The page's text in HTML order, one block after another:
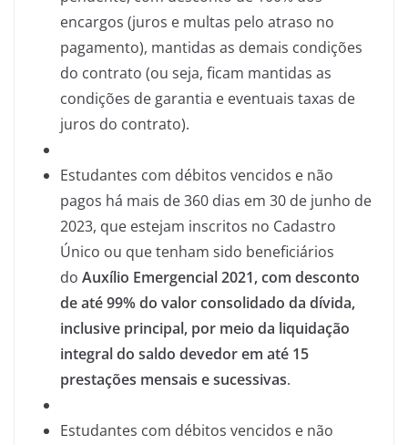
encargos (juros e multas pelo atraso no
pagamento), mantidas as demais condições
do contrato (ou seja, ficam mantidas as
condições de garantia e eventuais taxas de
juros do contrato).
Estudantes com débitos vencidos e não
pagos há mais de 360 dias em 30 de junho de
2023, que estejam inscritos no Cadastro
Único ou que tenham sido beneficiários
do Auxílio Emergencial 2021, com desconto
de até 99% do valor consolidado da dívida,
inclusive principal, por meio da liquidação
integral do saldo devedor em até 15
prestações mensais e sucessivas.
Estudantes com débitos vencidos e não